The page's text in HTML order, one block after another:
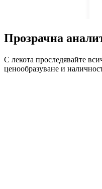
Прозрачна
С лекота проследявайте
ценообразуване и